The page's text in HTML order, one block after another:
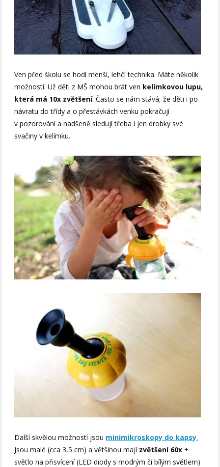
Ven před školu se hodí menší, lehčí technika. Máte několik
možností. Už děti z MŠ mohou brát ven kelímkovou lupu,
která má 10x zvětšení. Často se nám stává, že děti i po
návratu do třídy a o přestávkách venku pokračují
v pozorování a nadšeně sledují třeba i jen drobky své
svačiny v kelímku.
Další skvělou možností jsou minimikroskopy do kapsy.
Jsou malé (cca 3,5 cm) a většinou mají zvětšení 60x +
světlo na přisvícení (LED diody s modrým či bílým světlem)